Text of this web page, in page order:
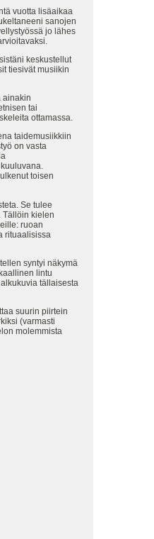
vuotta lisäaikaa
sanojen
jo lähes
keskustellut
tiesivät musiikin
ainakin
tai
ottamassa.
taidemusiikkiin
on vasta
toisen
Se tulee
Tällöin kielen
ruoan
rituaalisissa
syntyi näkymä
lintu
tällaisesta
suurin piirtein
(varmasti
molemmista